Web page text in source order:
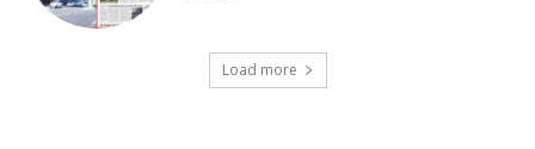
Load more